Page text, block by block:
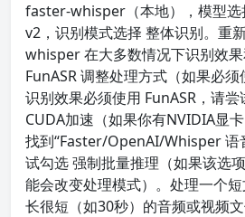
faster-whisper（本地），模型
v2，识别模式选择 整体识别。重
whisper 在大多数情况下识别效
FunASR 调整处理方式（如果必
识别效果必须使用 FunASR，请
CUDA加速（如果你有NVIDIA显
找到“Faster/OpenAI/Whisper 语
试勾选 强制批量推理（如果该选
能会改变处理模式）。处理一个
长很短（如30秒）的音频或视频